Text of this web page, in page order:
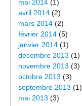
mai 2014 (1)
avril 2014 (2)
mars 2014 (2)
février 2014 (5)
janvier 2014 (1)
décembre 2013 (1)
novembre 2013 (3)
octobre 2013 (3)
septembre 2013 (1)
mai 2013 (3)